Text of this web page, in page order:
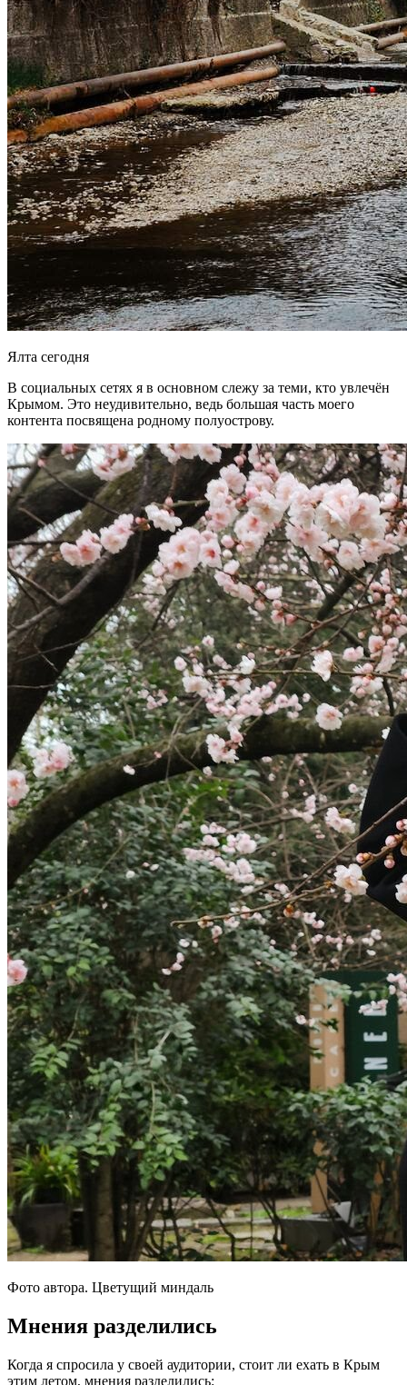
Ялта сегодня
В социальных сетях я в основном слежу за теми, кто увлечён
Крымом. Это неудивительно, ведь большая часть моего
контента посвящена родному полуострову.
Фото автора. Цветущий миндаль
Мнения разделились
Когда я спросила у своей аудитории, стоит ли ехать в Крым
этим летом, мнения разделились: